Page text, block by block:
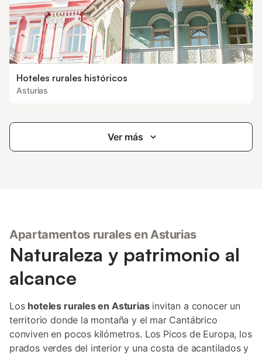
Hoteles rurales históricos
Asturias
Ver más
Apartamentos rurales en Asturias
Naturaleza y patrimonio al
alcance
Los hoteles rurales en Asturiasinvitan a conocer un
territorio donde la montaña y el mar Cantábrico
conviven en pocos kilómetros. Los Picos de Europa, los
prados verdes del interior y una costa de acantilados y